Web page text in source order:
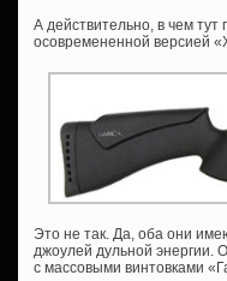
А действительно, в чем
осовремененной версией
Это не так. Да, оба они
джоулей дульной энергии.
с массовыми винтовками